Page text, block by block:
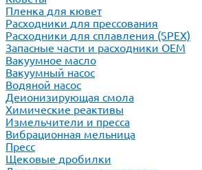
Пленка для кювет
Расходники для прессования
Расходники для сплавления (SPEX)
Запасные части и расходники ОЕМ
Вакуумное масло
Вакуумный насос
Водяной насос
Деионизирующая смола
Химические реактивы
Измельчители и пресса
Вибрационная мельница
Пресс
Щековые дробилки